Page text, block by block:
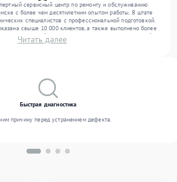
сервисный центр по ремонту и обслуживанию
с более чем десятилетним опытом работы. В штате
специалистов с профессиональной подготовкой.
свыше 10 000 клиентов, а также выполнено более
в сервисный центр поступает более 300 обращений,
ремонт различного уровня сложности и гарантируем
Читать далее
Быстрая диагностика
причину перед устранением дефекта.